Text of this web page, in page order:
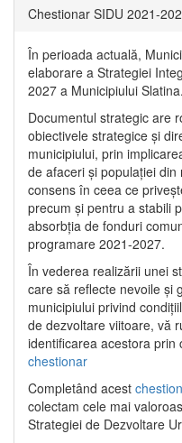
Chestionar SIDU 2021-
În perioada actuală,
elaborare a Strategiei
2027 a Municipiului Slatina.
Documentul strategic are
obiectivele strategice și
municipiului, prin
de afaceri și populației
consens în ceea ce
precum și pentru a stabili
absorbția de fonduri
programare 2021-2027.
În vederea realizării unei
care să reflecte nevoile și
municipiului privind
de dezvoltare viitoare, vă
identificarea acestora
chestionar
Completând acest
colectam cele mai
Strategiei de Dezvoltare